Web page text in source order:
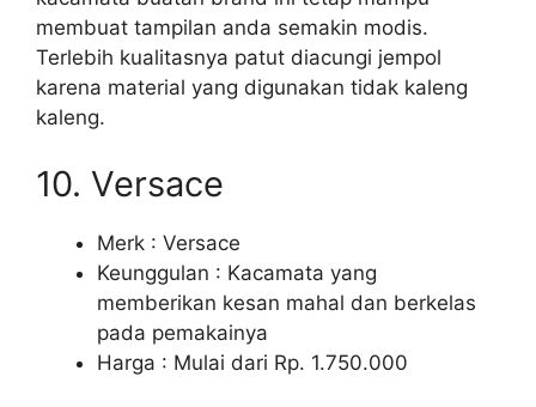
membuat tampilan anda semakin modis.
Terlebih kualitasnya patut diacungi jempol
karena material yang digunakan tidak kaleng
kaleng.
10. Versace
Merk : Versace
Keunggulan : Kacamata yang
memberikan kesan mahal dan berkelas
pada pemakainya
Harga : Mulai dari Rp. 1.750.000